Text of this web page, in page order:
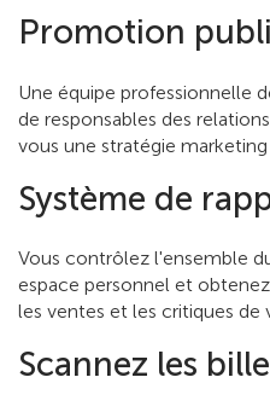
Promotion
Une équipe professionnelle
de responsables des
vous une stratégie
Système de
Vous contrôlez l'ensemble
espace personnel et
les ventes et les critiques de
Scannez les